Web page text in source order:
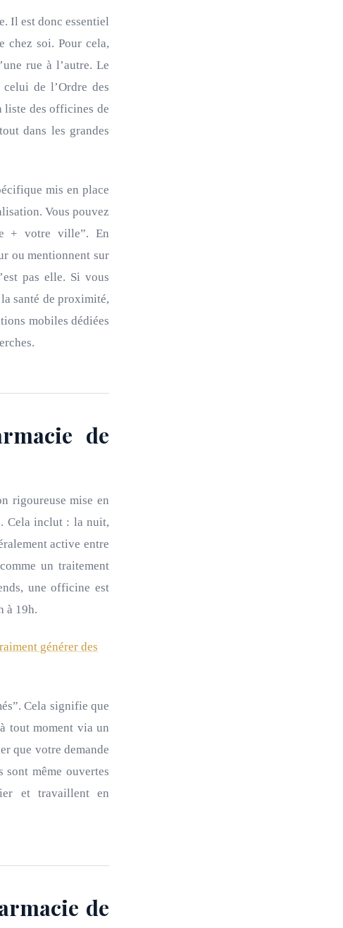
Il est donc essentiel
chez soi. Pour cela,
rue à l’autre. Le
de l’Ordre des
liste des officines de
dans les grandes
mis en place
Vous pouvez
+ votre ville”. En
ou mentionnent sur
pas elle. Si vous
santé de proximité,
mobiles dédiées
de
rigoureuse mise en
Cela inclut : la nuit,
active entre
un traitement
une officine est
à 19h.
générer des
Cela signifie que
tout moment via un
que votre demande
sont même ouvertes
et travaillent en
de